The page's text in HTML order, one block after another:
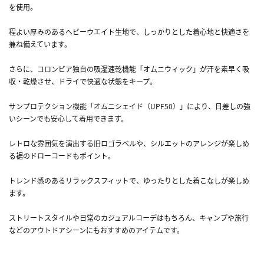
を使用。
程よい厚みのあるヘビーウエイト生地で、しっかりとした着心地と快適さを
兼ね備えています。
さらに、コロンビア独自の吸湿速乾機能「オムニウィック」が汗を素早く吸
収・乾燥させ、ドライで快適な状態をキープ。
サンプロテクション機能「オムニシェイド（UPF50）」により、日差しの強
いシーンでも安心して着用できます。
レトロな雰囲気を演出する旧ロゴラベルや、シルエットのアレンジが楽しめ
る裾のドローコードもポイント。
トレンド感のあるリラックスフィットで、ゆったりとした着こなしが楽しめ
ます。
ストリートスタイルや日常のカジュアルコーデはもちろん、キャンプや旅行
などのアウトドアシーンにもおすすめのアイテムです。